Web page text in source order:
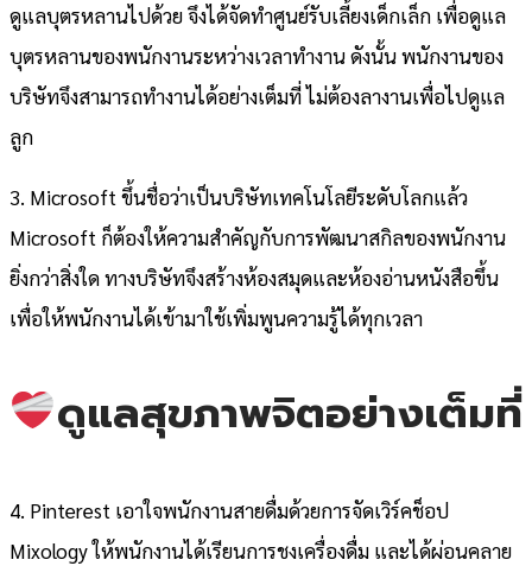
ดูแลบุตรหลานไปด้วย จึงได้จัดทำศูนย์รับเลี้ยงเด็กเล็ก เพื่อดูแล
บุตรหลานของพนักงานระหว่างเวลาทำงาน ดังนั้น พนักงานของ
บริษัทจึงสามารถทำงานได้อย่างเต็มที่ ไม่ต้องลางานเพื่อไปดูแล
ลูก
3. Microsoft ขึ้นชื่อว่าเป็นบริษัทเทคโนโลยีระดับโลกแล้ว
Microsoft ก็ต้องให้ความสำคัญกับการพัฒนาสกิลของพนักงาน
ยิ่งกว่าสิ่งใด ทางบริษัทจึงสร้างห้องสมุดและห้องอ่านหนังสือขึ้น
เพื่อให้พนักงานได้เข้ามาใช้เพิ่มพูนความรู้ได้ทุกเวลา
ดูแลสุขภาพจิตอย่างเต็มที่
4. Pinterest เอาใจพนักงานสายดื่มด้วยการจัดเวิร์คช็อป
Mixology ให้พนักงานได้เรียนการชงเครื่องดื่ม และได้ผ่อนคลาย